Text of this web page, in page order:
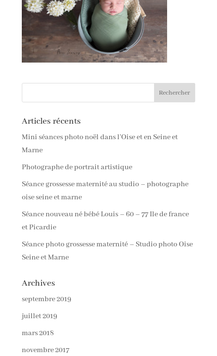
Articles récents
Mini séances photo noël dans l’Oise et en Seine et
Marne
Photographe de portrait artistique
Séance grossesse maternité au studio – photographe
oise seine et marne
Séance nouveau né bébé Louis – 60 – 77 Ile de france
et Picardie
Séance photo grossesse maternité – Studio photo Oise
Seine et Marne
Archives
septembre 2019
juillet 2019
mars 2018
novembre 2017